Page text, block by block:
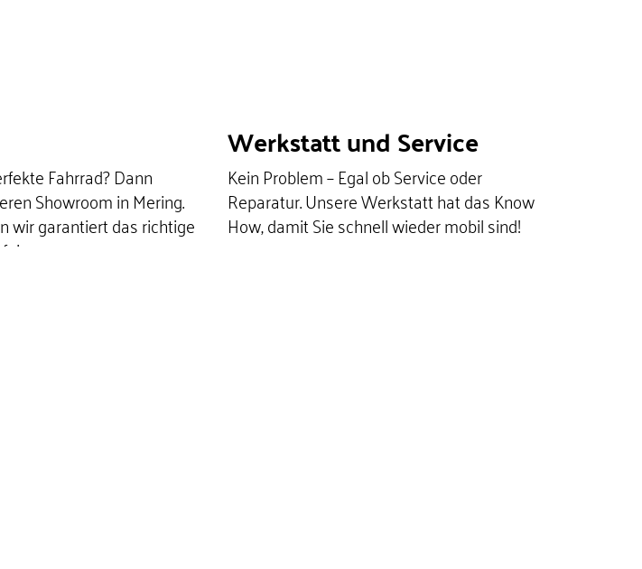
Fahrrad? Dann
Showroom in Mering.
wir garantiert das richtige
Werkstatt und Service
Kein Problem – Egal ob Service oder
Reparatur. Unsere Werkstatt hat das Know
How, damit Sie schnell wieder mobil sind!